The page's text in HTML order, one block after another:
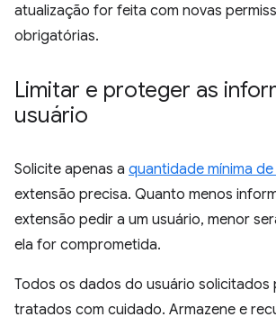
atualização for feita com novas
obrigatórias.
Limitar e proteger as
usuário
Solicite apenas a quantidade mínima
extensão precisa. Quanto menos
extensão pedir a um usuário, menor
ela for comprometida.
Todos os dados do usuário solicitados
tratados com cuidado. Armazene e